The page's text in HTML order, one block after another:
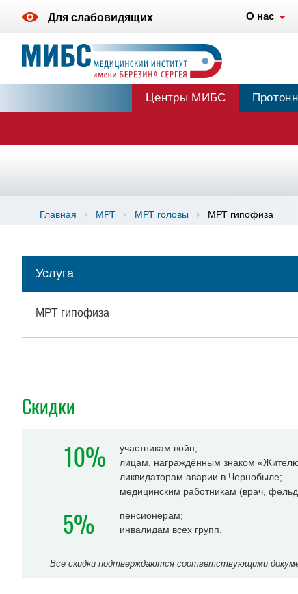
Для слабовидящих О нас
Центры МИБС
Главная МРТ МРТ головы МРТ гипофиза
Услуга
МРТ гипофиза
Скидки
10%
участникам войн;
лицам, награждённым знаком
ликвидаторам аварии в Чернобыле;
медицинским работникам (врач,
5%
пенсионерам;
инвалидам всех групп.
Все скидки подтверждаются соответствующими